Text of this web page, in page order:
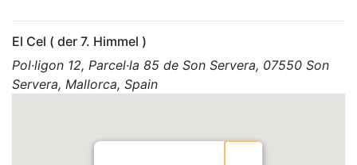
El Cel ( der 7. Himmel )
Pol·ligon 12, Parcel·la 85 de Son Servera, 07550 Son
Servera, Mallorca, Spain